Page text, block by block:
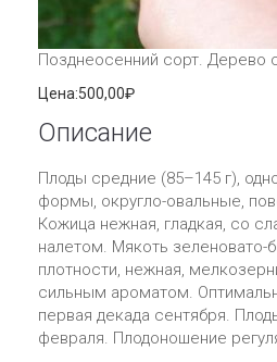
Позднеосенний сорт. Дерево
Цена:500,00₽
Описание
Плоды средние (85–145 г),
формы, округло-овальные,
Кожица нежная, гладкая, со
налетом. Мякоть зеленовато-
плотности, нежная,
сильным ароматом.
первая декада сентября.
февраля. Плодоношение